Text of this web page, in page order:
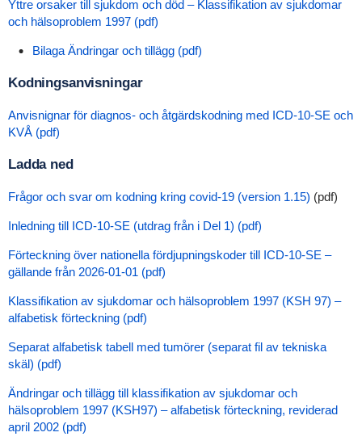
Yttre orsaker till sjukdom och död – Klassifikation av sjukdomar
och hälsoproblem 1997 (pdf)
Bilaga Ändringar och tillägg (pdf)
Kodningsanvisningar
Anvisnignar för diagnos- och åtgärdskodning med ICD-10-SE och
KVÅ (pdf)
Ladda ned
Frågor och svar om kodning kring covid-19 (version 1.15) (pdf)
Inledning till ICD-10-SE (utdrag från i Del 1) (pdf)
Förteckning över nationella fördjupningskoder till ICD-10-SE –
gällande från 2026-01-01 (pdf)
Klassifikation av sjukdomar och hälsoproblem 1997 (KSH 97) –
alfabetisk förteckning (pdf)
Separat alfabetisk tabell med tumörer (separat fil av tekniska
skäl) (pdf)
Ändringar och tillägg till klassifikation av sjukdomar och
hälsoproblem 1997 (KSH97) – alfabetisk förteckning, reviderad
april 2002 (pdf)